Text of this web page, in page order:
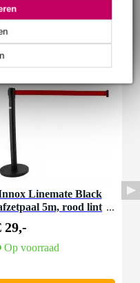
Linemate Black
5m, rood lint
29,-
Op voorraad